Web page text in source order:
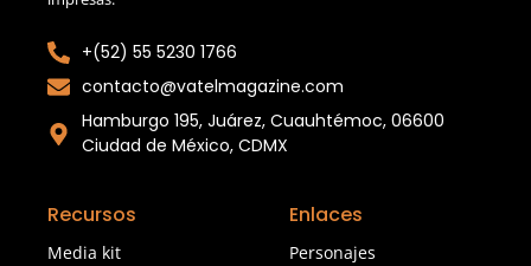
+(52) 55 5230 1766
contacto@vatelmagazine.com
Hamburgo 195, Juárez, Cuauhtémoc, 06600
Ciudad de México, CDMX
Recursos
Media kit
Enlaces
Personajes